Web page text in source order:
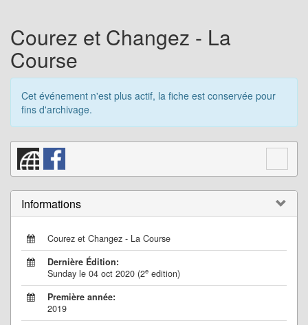
t
o
n
Courez et Changez - La
Course
Cet événement n'est plus actif, la fiche est conservée pour
fins d'archivage.
Informations
Courez et Changez - La Course
Dernière Édition:
Sunday le 04 oct 2020 (2e edition)
Première année:
2019